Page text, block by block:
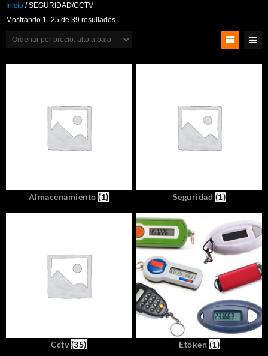
Inicio / SEGURIDAD/CCTV
Mostrando 1–25 de 39 resultadosOrdenado
alto
Almacenamiento(1) Seguridad (1)
Cctv(35) Etoken (1)